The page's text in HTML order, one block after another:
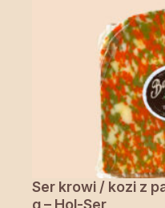
Ser krowi / kozi z
g – Hol-Ser